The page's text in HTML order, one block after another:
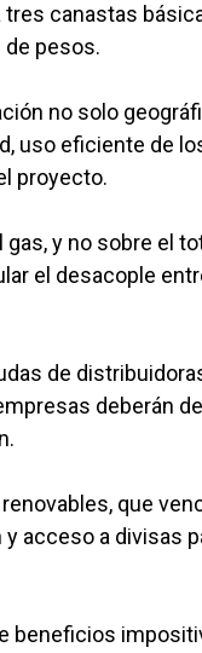
canastas
pesos.
no solo
uso eficiente de
proyecto.
y no sobre el
el desacople
de
deberán
que
acceso a divisas
beneficios